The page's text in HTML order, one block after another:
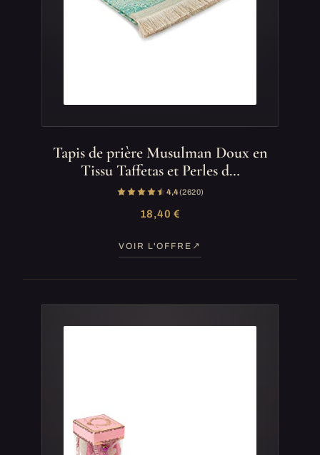
Tapis de prière Musulman Doux en
Tissu Taffetas et Perles d…
4,4(2 620)
18,40 €
VOIR L'OFFRE